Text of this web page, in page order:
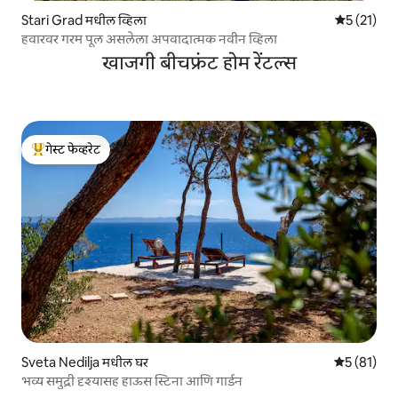
Stari Grad मधील व्हिला 5 पैकी 5
5 (21)
हवारवर गरम पूल असलेला अपवादात्मक नवीन व्हिला
खाजगी बीचफ्रंट होम रेंटल्स
टॉप गेस्ट फेव्हरेट
गेस्ट फेव्हरेट
Sveta Nedilja मधील घर 5 पैकी 5
5 (81)
भव्य समुद्री दृश्यासह हाऊस स्टिना आणि गार्डन